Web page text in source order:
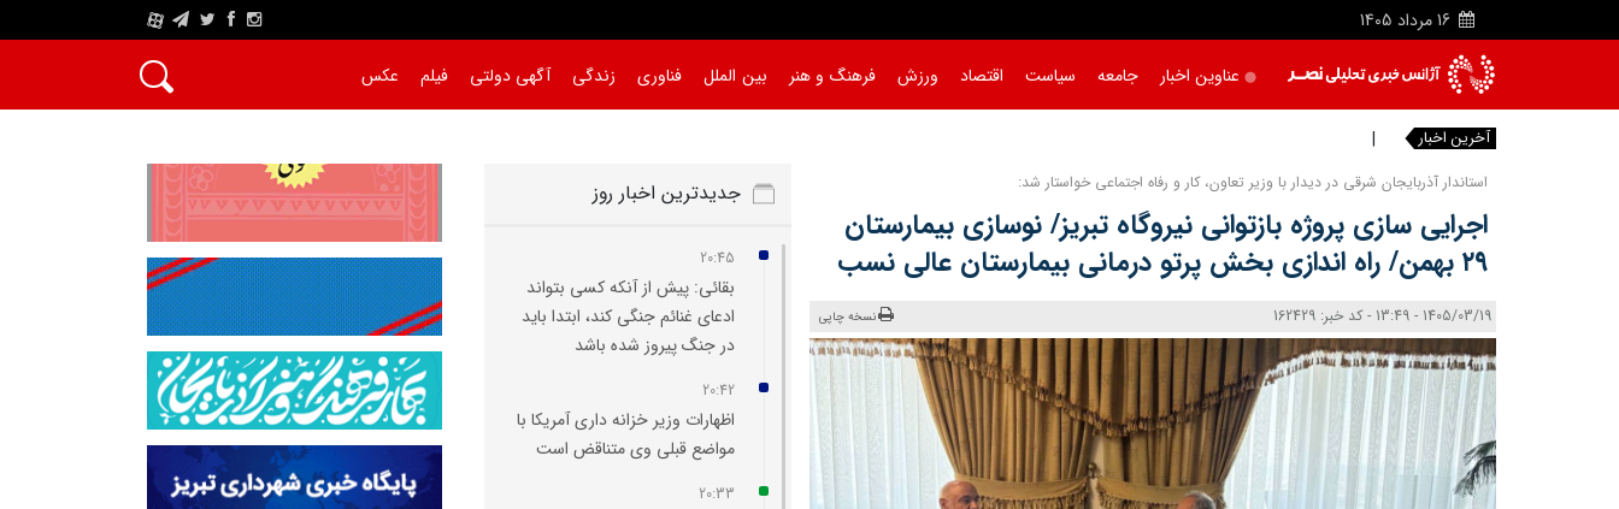
16 مرداد 1405
A
عناوین اخبار جامعه سیاست اقتصاد ورزش فرهنگ و هنر بین الملل فناوری زندگی آگهی دولتی فیلم عکس
آخرین اخبار بقائی:
استاندار آذربایجان شرقی در دیدار با وزیر تعاون، کار و رفاه اجتماعی خواستار شد:
اجرایی‌ سازی پروژه بازتوانی نیروگاه تبریز/ نوسازی بیمارستان
۲۹ بهمن/ راه‌ اندازی بخش پرتو درمانی بیمارستان عالی نسب
1405/03/19 - 13:49 - کد خبر: 162429 نسخه چاپی
جدیدترین اخبار روز
20:45
بقائی: پیش از آنکه کسی بتواند
ادعای غنائم جنگی کند، ابتدا باید
در جنگ پیروز شده باشد
20:42
اظهارات وزیر خزانه‌ داری آمریکا با
مواضع قبلی وی متناقض است
20:33